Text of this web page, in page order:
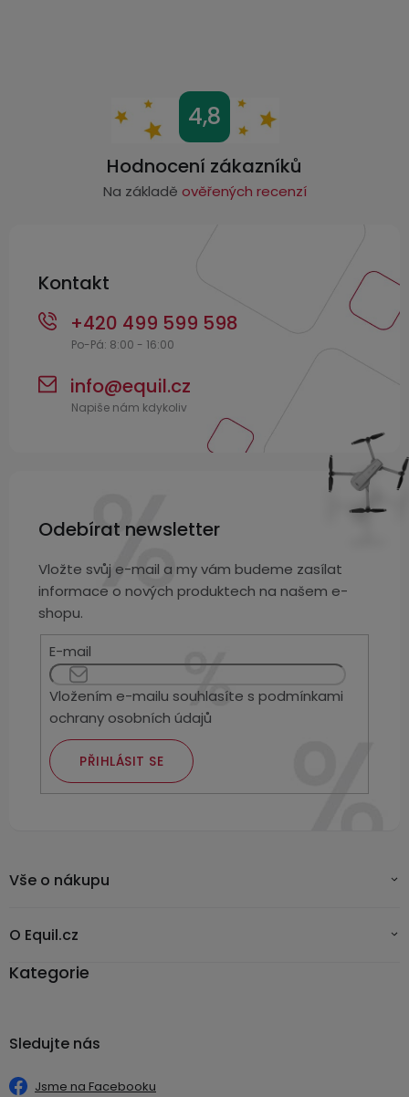
4,8
Hodnocení zákazníků
Na základě ověřených recenzí
Kontakt
info@equil.cz
+420 499 599 598
Odebírat newsletter
Vložte svůj e-mail a my vám budeme zasílat
informace o nových produktech na našem e-
shopu.
E-mail
Vložením e-mailu souhlasíte spodmínkami
ochrany osobních údajů
PŘIHLÁSIT SE
Vše o nákupu
O Equil.cz
Kategorie
Sledujte nás
Jsme na Facebooku